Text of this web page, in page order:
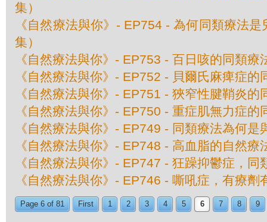
集）
《自然療法與你》- EP754 - 為何同類療法
集）
《自然療法與你》- EP753 - 百日咳的同類療
《自然療法與你》- EP752 - 貝爾氏麻痺症的
《自然療法與你》- EP751 - 狹窄性腱鞘炎的
《自然療法與你》- EP750 - 重症肌無力症的
《自然療法與你》- EP749 - 同類療法為何是
《自然療法與你》- EP748 - 高血脂的自然療
《自然療法與你》- EP747 - 狂躁抑鬱症，同
《自然療法與你》- EP746 - 嘶吼症，有療劑
Page 6 of 81 First 1 2 3 4 5 6 7 8 9